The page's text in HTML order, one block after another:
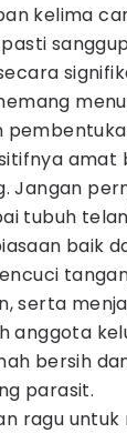
kelima
amat
Jangan
tubuh
baik
serta
anggota
bersih
parasit.
ragu